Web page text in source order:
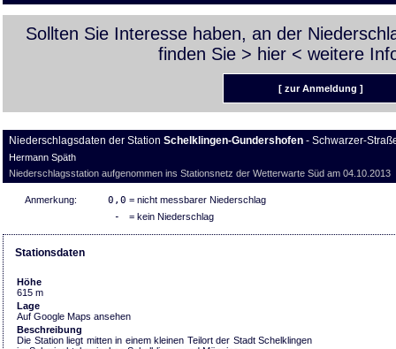
Sollten Sie Interesse haben, an der
finden Sie > hier < weitere
[ zur Anmeldung ]
Niederschlagsdaten der Station Schelklingen-Gundershofen - Schwarzer-
Hermann Späth
Niederschlagsstation aufgenommen ins Stationsnetz der Wetterwarte Süd am 04.10.2013
Anmerkung: 0,0 = nicht messbarer Niederschlag
- = kein Niederschlag
Stationsdaten
Höhe
615 m
Lage
Auf Google Maps ansehen
Beschreibung
Die Station liegt mitten in einem kleinen Teilort der Stadt Schelklingen